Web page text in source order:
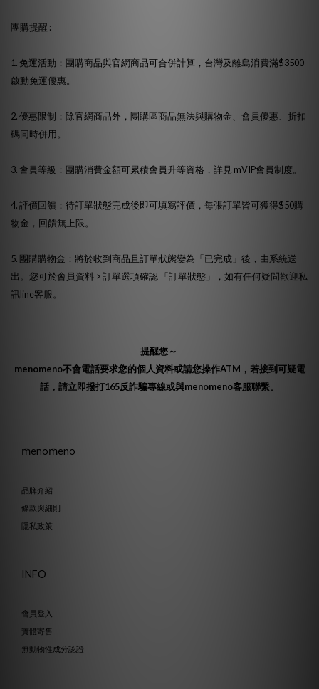
團購提醒 :
1. 免運活動：團購商品與官網商品可合併計算，台灣及離島消費滿$3500
啟動免運優惠。
2. 優惠限制：除官網商品外，團購區商品無法與購物金、會員優惠、折扣
碼同時併用。
3. 會員等級：團購消費金額可累積會員升等資格，詳見 mVIP會員制度
4. 評價回饋：待訂單狀態完成後即可填寫評價，每張訂單皆可獲得$50購
物金，回饋無上限。
5. 團購購物金：將於收到商品且訂單狀態變為「已完成」後，由系統送
出。您可於會員資料 > 訂單選項確認 「訂單狀態」，如有任何疑問歡迎私
訊line客服。
提醒您～
menomeno不會電話要求您的個人資料或請您操作ATM，若接到可疑電
話，請立即撥打165反詐騙專線或與menomeno客服聯繫。
m̄enom̄eno
品牌介紹
條款與細則
隱私政策
INFO
會員登入
實體寄售
無動物性成分認證